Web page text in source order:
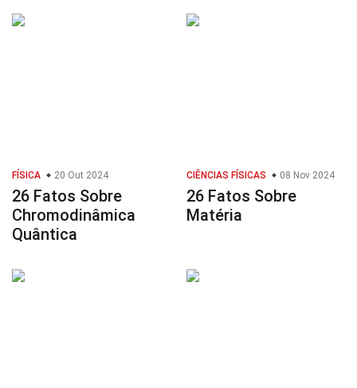
FÍSICA 20 Out 2024
26 Fatos Sobre
Chromodinâmica
Quântica
CIÊNCIAS FÍSICAS 08 Nov 2024
26 Fatos Sobre
Matéria